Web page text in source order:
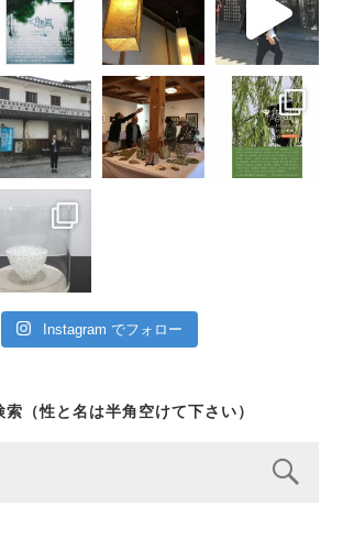
Instagram でフォロー
（性と名は半角空けて下さい）